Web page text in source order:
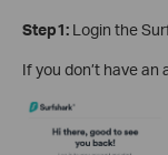
Step1: Login the
If you don’t have